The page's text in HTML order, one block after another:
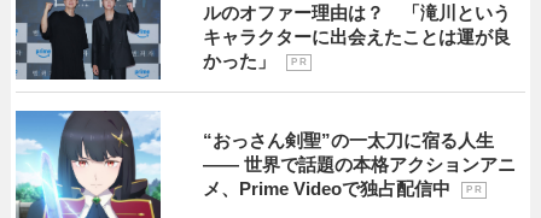
ルのオファー理由は？ 「滝川という
キャラクターに出会えたことは運が良
かった」
P R
“おっさん剣聖”の一太刀に宿る人生
―― 世界で話題の本格アクションアニ
メ、Prime Videoで独占配信中
P R